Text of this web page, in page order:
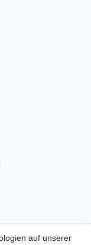
auf unserer